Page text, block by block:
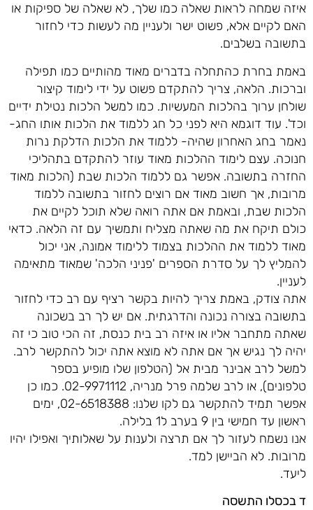
איזה שמחה לראות שאלה כמו שלך, לא שאלה של ספיקות או
האם לקיים אלא, פשוט ישר ולעניין מה לעשות כדי לחזור
בתשובה בשלבים.
באמת בחרת כהתחלה בדברים מאוד מהותיים כמו תפילה
וברכות. הלאה, צריך להתקדם פשוט על ידי לימוד קיצור
שולחן ערוך בהלכות המעשיות. כמו למשל הלכות נטילת ידיים
וכד'. עוד דוגמא היא לפני כל חג ללמוד את הלכות אותו החג-
נאמר בחג האחרון שהיה- ללמוד את הלכות הדלקת נרות
חנוכה. עצם לימוד ההלכות מאוד עוזר להתקדם בתהליכי
החזרה בתשובה. אפשר גם ללמוד הלכות שבת (הלכות מאוד
מרובות, אך חשוב מאוד אם רוצים לחזור בתשובה ללמוד
הלכות שבת, ובאמת אם אתה רואה שלא תוכל לקיים את
כולם תיקח את מה שאתה מצליח ותמשיך עם זה הלאה. כדאי
מאוד ללמוד את ההלכות בצמוד ללימוד אמונה, אני יכול
להמליץ לך על סדרת הספרים 'פניני הלכה' שמאוד מתאימה
לעניין.
אתה צודק, באמת צריך להיות בקשר רציף עם רב כדי לחזור
בתשובה בצורה נכונה והדרגתית. אם יש לך רב בשכונה
שאתה מתחבר אליו או איזה רב בית כנסת, זה הכי טוב כי זה
יהיה לך נגיש אך אם אתה לא מוצא אתה יכול להתקשר לרב.
למשל לרב אבינר מבית אל (הטלפון שלו מופיע בספר
טלפונים), או לרב שלמה פרל מנריה, 02-9971112. כמו כן
אפשר תמיד להתקשר גם לקו שלנו: 02-6518388, ימים
ראשון עד חמישי בין 9 בערב ל1 בלילה.
אנו נשמח לעזור לך אם תרצה ולענות על שאלותיך ואפילו יהיו
מרובות. לא הביישן למד.
ליעד.
ד בכסלו התשסה